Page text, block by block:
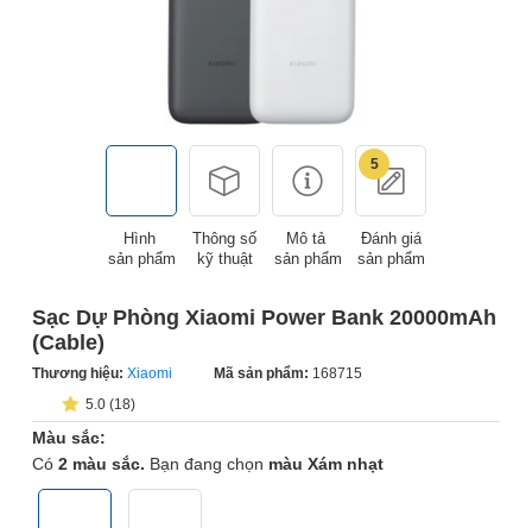
Hình
sản phẩm
Thông số
kỹ thuật
Mô tả
sản phẩm
5
Đánh giá
sản phẩm
Sạc Dự Phòng Xiaomi Power Bank 20000mAh
(Cable)
Thương hiệu: Xiaomi Mã sản phẩm: 168715
5.0 (18)
Màu sắc:
Có 2 màu sắc. Bạn đang chọn màu Xám nhạt